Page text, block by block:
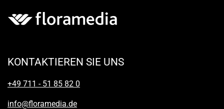
KONTAKTIEREN SIE UNS
+49 711 - 51 85 82 0
info@floramedia.de